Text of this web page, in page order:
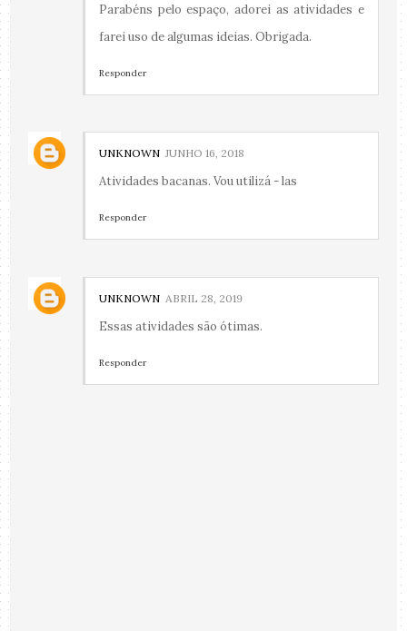
Parabéns pelo espaço, adorei as atividades e
farei uso de algumas ideias. Obrigada.
Responder
UNKNOWN JUNHO 16, 2018
Atividades bacanas. Vou utilizá - las
Responder
UNKNOWN ABRIL 28, 2019
Essas atividades são ótimas.
Responder